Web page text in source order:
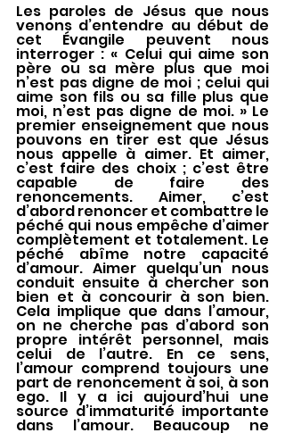
Les paroles de Jésus que nous
venons d’entendre au début de
cet Évangile peuvent nous
interroger : « Celui qui aime son
père ou sa mère plus que moi
n’est pas digne de moi ; celui qui
aime son fils ou sa fille plus que
moi, n’est pas digne de moi. » Le
premier enseignement que nous
pouvons en tirer est que Jésus
nous appelle à aimer. Et aimer,
c’est faire des choix ; c’est être
capable de faire des
renoncements. Aimer, c’est
d’abord renoncer et combattre le
péché qui nous empêche d’aimer
complètement et totalement. Le
péché abîme notre capacité
d’amour. Aimer quelqu’un nous
conduit ensuite à chercher son
bien et à concourir à son bien.
Cela implique que dans l’amour,
on ne cherche pas d’abord son
propre intérêt personnel, mais
celui de l’autre. En ce sens,
l’amour comprend toujours une
part de renoncement à soi, à son
ego. Il y a ici aujourd’hui une
source d’immaturité importante
dans l’amour. Beaucoup ne